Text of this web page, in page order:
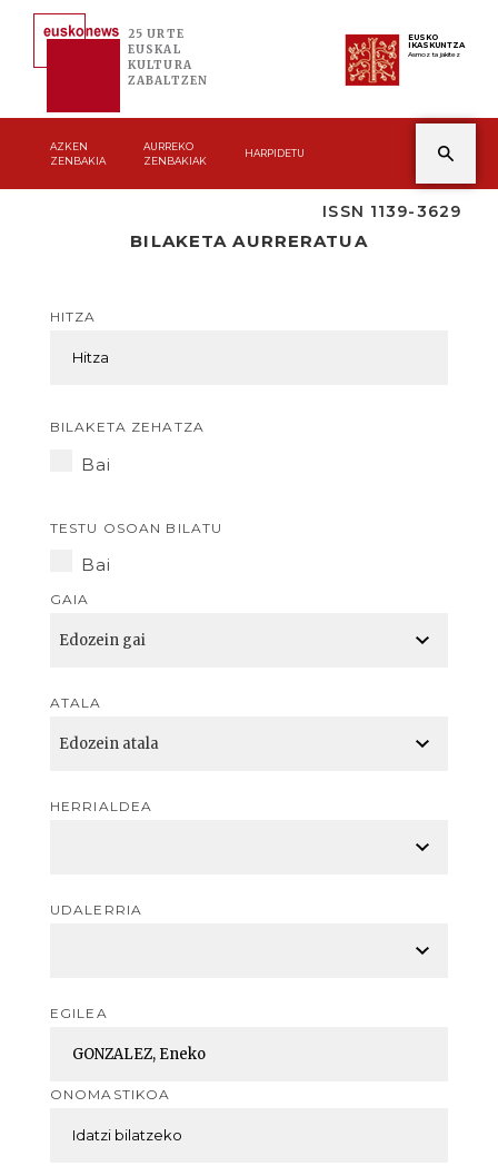
25 URTE
EUSKAL
KULTURA
ZABALTZEN
EUSKO
IKASKUNTZA
Asmoz ta jakitez
AZKEN
ZENBAKIA
AURREKO
ZENBAKIAK
HARPIDETU
ISSN 1139-3629
BILAKETA AURRERATUA
HITZA
BILAKETA ZEHATZA
Bai
TESTU OSOAN BILATU
Bai
GAIA
ATALA
HERRIALDEA
UDALERRIA
EGILEA
ONOMASTIKOA